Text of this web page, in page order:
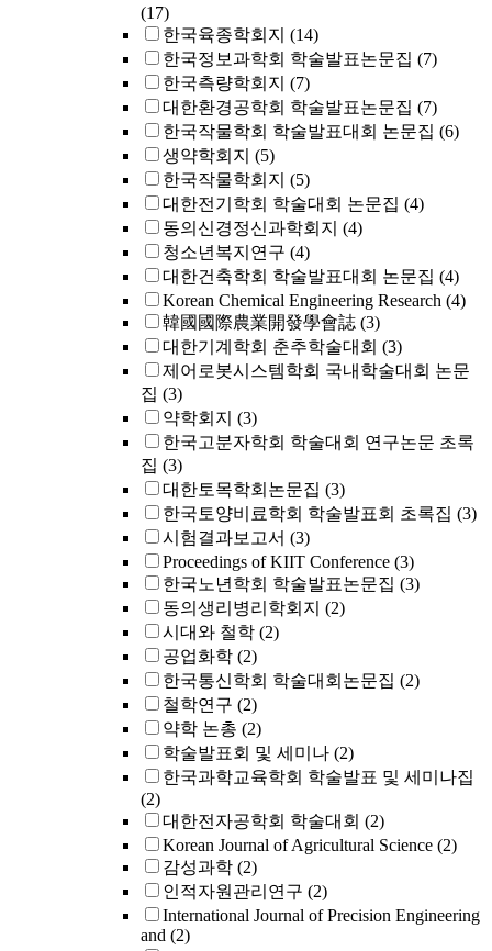
(17)
한국육종학회지 (14)
한국정보과학회 학술발표논문집 (7)
한국측량학회지 (7)
대한환경공학회 학술발표논문집 (7)
한국작물학회 학술발표대회 논문집 (6)
생약학회지 (5)
한국작물학회지 (5)
대한전기학회 학술대회 논문집 (4)
동의신경정신과학회지 (4)
청소년복지연구 (4)
대한건축학회 학술발표대회 논문집 (4)
Korean Chemical Engineering Research (4)
韓國國際農業開發學會誌 (3)
대한기계학회 춘추학술대회 (3)
제어로봇시스템학회 국내학술대회 논문
집 (3)
약학회지 (3)
한국고분자학회 학술대회 연구논문 초록
집 (3)
대한토목학회논문집 (3)
한국토양비료학회 학술발표회 초록집 (3)
시험결과보고서 (3)
Proceedings of KIIT Conference (3)
한국노년학회 학술발표논문집 (3)
동의생리병리학회지 (2)
시대와 철학 (2)
공업화학 (2)
한국통신학회 학술대회논문집 (2)
철학연구 (2)
약학 논총 (2)
학술발표회 및 세미나 (2)
한국과학교육학회 학술발표 및 세미나집
(2)
대한전자공학회 학술대회 (2)
Korean Journal of Agricultural Science (2)
감성과학 (2)
인적자원관리연구 (2)
International Journal of Precision Engineering
and (2)